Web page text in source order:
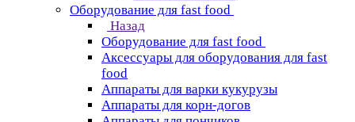
Оборудование для fast food
Назад
Оборудование для fast food
Аксессуары для оборудования для fast
food
Аппараты для варки кукурузы
Аппараты для корн-догов